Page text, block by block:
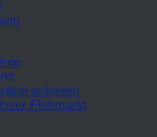
anbieten
Flohmarkt